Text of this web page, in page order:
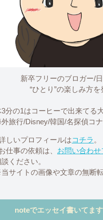
新卒フリーのブロガー/
“ひとり”の楽しみ方を
3分の1はコーヒーで出来てる
外旅行/Disney/韓国/名探偵コ
しいプロフィールはコチラ 。
仕事の依頼は、 お問い合わせ
ください。
サイトの画像や文章の無断転
noteでエッセイ書いてます